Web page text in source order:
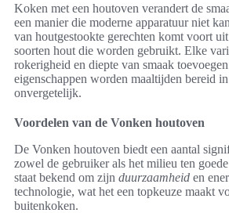
Koken met een houtoven verandert de
een manier die moderne apparatuur niet
van houtgestookte gerechten komt voort
soorten hout die worden gebruikt. Elke
rokerigheid en diepte van smaak
eigenschappen worden maaltijden bereid
onvergetelijk.
Voordelen van de Vonken houtoven
De Vonken houtoven biedt een aantal
zowel de gebruiker als het milieu ten
staat bekend om zijn duurzaamheid en
technologie, wat het een topkeuze maakt
buitenkoken.